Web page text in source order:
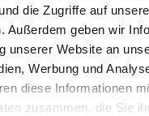
die Zugriffe auf
Außerdem geben wir
unserer Website an
Werbung und
diese Informationen
zusammen, die Sie
Lagerung und
und Verpackung
(gemäß EU-